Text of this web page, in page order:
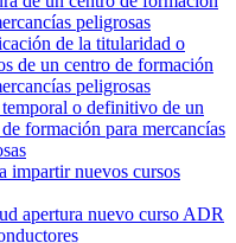
peligrosas
de la titularidad o
de un centro de formación
peligrosas
o definitivo de un
formación para mercancías
impartir nuevos cursos
apertura nuevo curso ADR